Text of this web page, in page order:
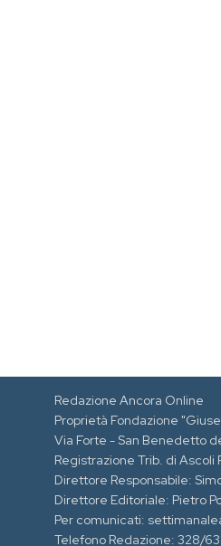
Redazione Ancora Online
Proprietà Fondazione
Via Forte - San Benedetto
Registrazione Trib. di Ascoli
Direttore Responsabile:
Direttore Editoriale: Pietro
Per comunicati:
Telefono Redazione: 328/